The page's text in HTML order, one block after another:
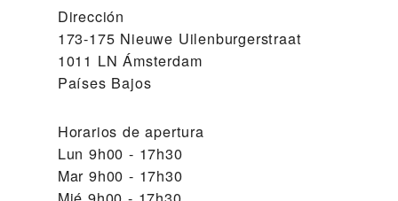
Dirección
173-175 Nieuwe Uilenburgerstraat
1011 LN Ámsterdam
Países Bajos
Horarios de apertura
Lun 9h00 - 17h30
Mar 9h00 - 17h30